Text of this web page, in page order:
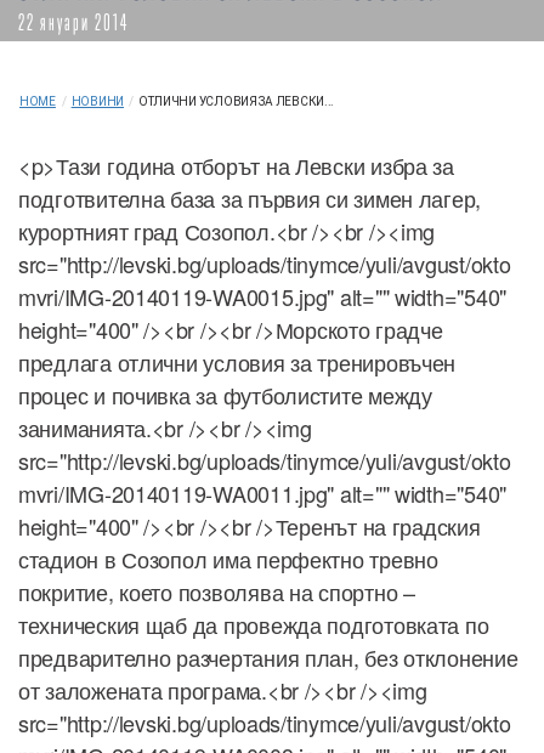
22 януари 2014
HOME / НОВИНИ / ОТЛИЧНИ УСЛОВИЯ ЗА ЛЕВСКИ...
<p>Тази година отборът на Левски избра за
подготвителна база за първия си зимен лагер,
курортният град Созопол.<br /><br /><img
src="http://levski.bg/uploads/tinymce/yuli/avgust/okto
mvri/IMG-20140119-WA0015.jpg" alt="" width="540"
height="400" /><br /><br />Морското градче
предлага отлични условия за тренировъчен
процес и почивка за футболистите между
заниманията.<br /><br /><img
src="http://levski.bg/uploads/tinymce/yuli/avgust/okto
mvri/IMG-20140119-WA0011.jpg" alt="" width="540"
height="400" /><br /><br />Теренът на градския
стадион в Созопол има перфектно тревно
покритие, което позволява на спортно –
техническия щаб да провежда подготовката по
предварително разчертания план, без отклонение
от заложената програма.<br /><br /><img
src="http://levski.bg/uploads/tinymce/yuli/avgust/okto